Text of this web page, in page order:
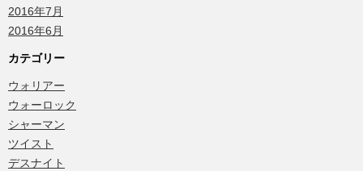
2016年7月
2016年6月
カテゴリー
ウォリアー
ウォーロック
シャーマン
ツイスト
デスナイト